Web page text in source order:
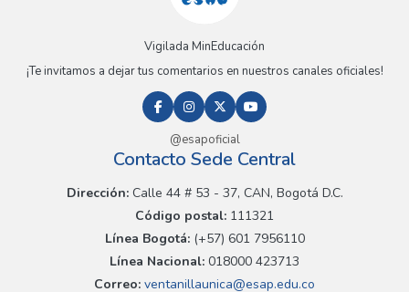
Vigilada MinEducación
¡Te invitamos a dejar tus comentarios en nuestros canales oficiales!
@esapoficial
Contacto Sede Central
Dirección:Calle 44 # 53 - 37, CAN, Bogotá D.C.
Código postal: 111321
Línea Bogotá:(+57) 601 7956110
Línea Nacional: 018000 423713
Correo: ventanillaunica@esap.edu.co